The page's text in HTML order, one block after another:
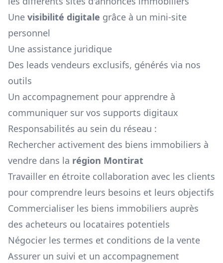
Une visibilité digitale grâce à un mini-site
personnel
Une assistance juridique
Des leads vendeurs exclusifs, générés via nos
outils
Un accompagnement pour apprendre à
communiquer sur vos supports digitaux
Responsabilités au sein du réseau :
Rechercher activement des biens immobiliers à
vendre dans la région Montirat
Travailler en étroite collaboration avec les clients
pour comprendre leurs besoins et leurs objectifs
Commercialiser les biens immobiliers auprès
des acheteurs ou locataires potentiels
Négocier les termes et conditions de la vente
Assurer un suivi et un accompagnement